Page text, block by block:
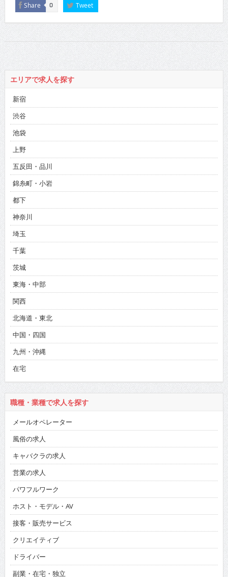
Share 0 Tweet
エリアで求人を探す
新宿
渋谷
池袋
上野
五反田・品川
錦糸町・小岩
都下
神奈川
埼玉
千葉
茨城
東海・中部
関西
北海道・東北
中国・四国
九州・沖縄
在宅
職種・業種で求人を探す
メールオペレーター
風俗の求人
キャバクラの求人
営業の求人
パワフルワーク
ホスト・モデル・AV
接客・販売サービス
クリエイティブ
ドライバー
副業・在宅・独立